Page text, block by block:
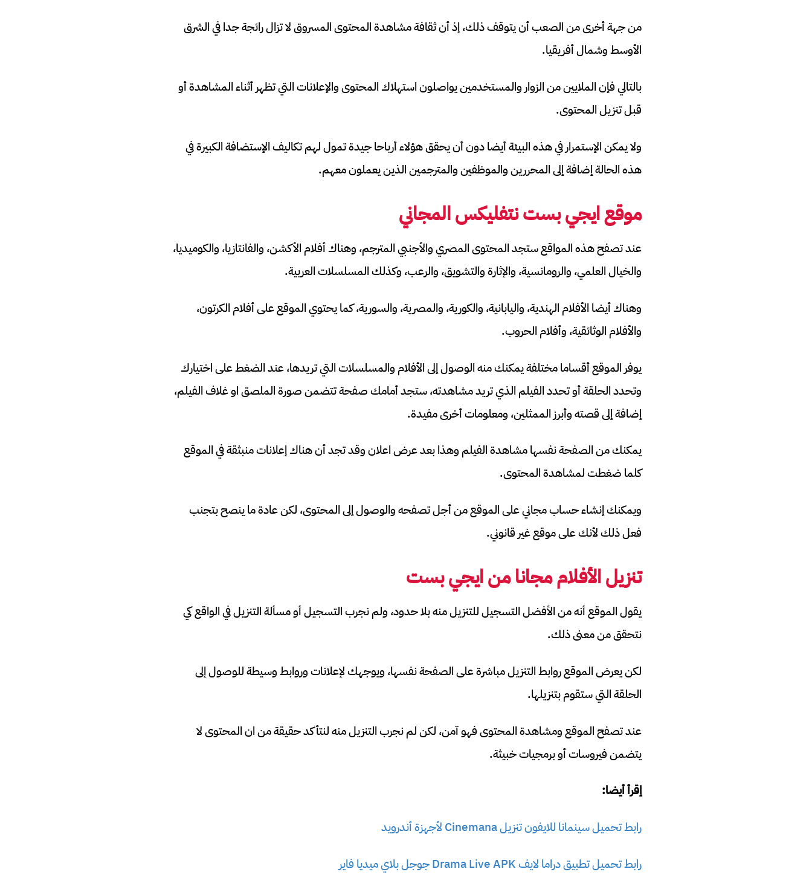
من جهة أخرى من الصعب أن يتوقف ذلك، إذ أن ثقافة مشاهدة المحتوى المسروق لا تزال رائجة جدا في الشرق
الأوسط وشمال أفريقيا.
بالتالي فإن الملايين من الزوار والمستخدمين يواصلون استهلاك المحتوى والإعلانات التي تظهر أثناء المشاهدة أو
قبل تنزيل المحتوى.
ولا يمكن الإستمرار في هذه البيئة أيضا دون أن يحقق هؤلاء أرباحا جيدة تمول لهم تكاليف الإستضافة الكبيرة في
هذه الحالة إضافة إلى المحررين والموظفين والمترجمين الذين يعملون معهم.
موقع ايجي بست نتفليكس المجاني
عند تصفح هذه المواقع ستجد المحتوى المصري والأجنبي المترجم، وهناك أفلام الأكشن، والفانتازيا، والكوميديا،
والخيال العلمي، والرومانسية، والإثارة والتشويق، والرعب، وكذلك المسلسلات العربية.
وهناك أيضا الأفلام الهندية، واليابانية، والكورية، والمصرية، والسورية، كما يحتوي الموقع على أفلام الكرتون،
والأفلام الوثائقية، وأفلام الحروب.
يوفر الموقع أقساما مختلفة يمكنك منه الوصول إلى الأفلام والمسلسلات التي تريدها، عند الضغط على اختيارك
وتحدد الحلقة أو تحدد الفيلم الذي تريد مشاهدته، ستجد أمامك صفحة تتضمن صورة الملصق او غلاف الفيلم،
إضافة إلى قصته وأبرز الممثلين، ومعلومات أخرى مفيدة.
يمكنك من الصفحة نفسها مشاهدة الفيلم وهذا بعد عرض اعلان وقد تجد أن هناك إعلانات منبثقة في الموقع
كلما ضغطت لمشاهدة المحتوى.
ويمكنك إنشاء حساب مجاني على الموقع من أجل تصفحه والوصول إلى المحتوى، لكن عادة ما ينصح بتجنب
فعل ذلك لأنك على موقع غير قانوني.
تنزيل الأفلام مجانا من ايجي بست
يقول الموقع أنه من الأفضل التسجيل للتنزيل منه بلا حدود، ولم نجرب التسجيل أو مسألة التنزيل في الواقع كي
نتحقق من معنى ذلك.
لكن يعرض الموقع روابط التنزيل مباشرة على الصفحة نفسها، ويوجهك لإعلانات وروابط وسيطة للوصول إلى
الحلقة التي ستقوم بتنزيلها.
عند تصفح الموقع ومشاهدة المحتوى فهو آمن، لكن لم نجرب التنزيل منه لنتأكد حقيقة من ان المحتوى لا
يتضمن فيروسات أو برمجيات خبيثة.
إقرأ أيضا:
رابط تحميل سينمانا للايفون تنزيل Cinemana لأجهزة أندرويد
رابط تحميل تطبيق دراما لايف Drama Live APK جوجل بلاي ميديا فاير